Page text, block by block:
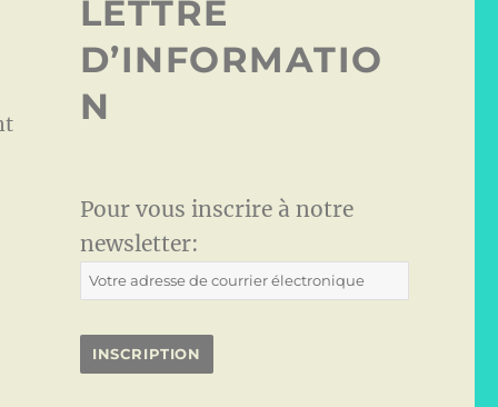
LETTRE
D’INFORMATIO
N
Pour vous inscrire à notre
newsletter: